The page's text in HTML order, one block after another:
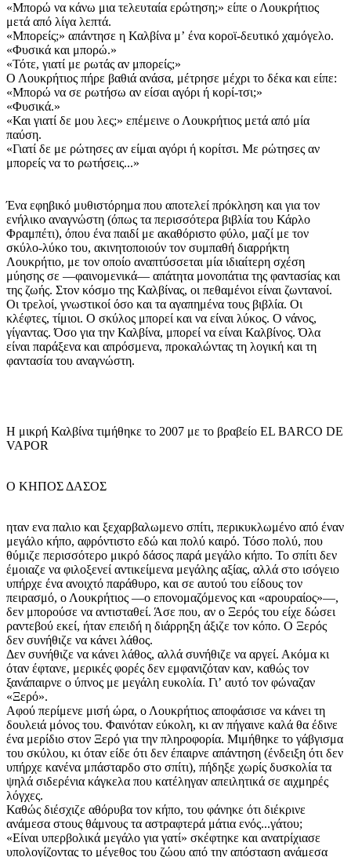
«Μπορώ να κάνω μια τελευταία ερώτηση;» είπε ο Λουκρήτιος
μετά από λίγα λεπτά.
«Μπορείς;» απάντησε η Καλβίνα μʼ ένα κοροϊ-δευτικό χαμόγελο.
«Φυσικά και μπορώ.»
«Τότε, γιατί με ρωτάς αν μπορείς;»
Ο Λουκρήτιος πήρε βαθιά ανάσα, μέτρησε μέχρι το δέκα και είπε:
«Μπορώ να σε ρωτήσω αν είσαι αγόρι ή κορί-τσι;»
«Φυσικά.»
«Και γιατί δε μου λες;» επέμεινε ο Λουκρήτιος μετά από μία
παύση.
«Γιατί δε με ρώτησες αν είμαι αγόρι ή κορίτσι. Με ρώτησες αν
μπορείς να το ρωτήσεις...»
Ένα εφηβικό μυθιστόρημα που αποτελεί πρόκληση και για τον
ενήλικο αναγνώστη (όπως τα περισσότερα βιβλία του Κάρλο
Φραμπέτι), όπου ένα παιδί με ακαθόριστο φύλο, μαζί με τον
σκύλο-λύκο του, ακινητοποιούν τον συμπαθή διαρρήκτη
Λουκρήτιο, με τον οποίο αναπτύσσεται μία ιδιαίτερη σχέση
μύησης σε —φαινομενικά— απάτητα μονοπάτια της φαντασίας και
της ζωής. Στον κόσμο της Καλβίνας, οι πεθαμένοι είναι ζωντανοί.
Οι τρελοί, γνωστικοί όσο και τα αγαπημένα τους βιβλία. Οι
κλέφτες, τίμιοι. Ο σκύλος μπορεί και να είναι λύκος. Ο νάνος,
γίγαντας. Όσο για την Καλβίνα, μπορεί να είναι Καλβίνος. Όλα
είναι παράξενα και απρόσμενα, προκαλώντας τη λογική και τη
φαντασία του αναγνώστη.
Η μικρή Καλβίνα τιμήθηκε το 2007 με το βραβείο EL BARCO DE
VAPOR
Ο ΚΗΠΟΣ ΔΑΣΟΣ
ηταν ενα παλιο και ξεχαρβαλωμενο σπίτι, περικυκλωμένο από έναν
μεγάλο κήπο, αφρόντιστο εδώ και πολύ καιρό. Τόσο πολύ, που
θύμιζε περισσότερο μικρό δάσος παρά μεγάλο κήπο. Το σπίτι δεν
έμοιαζε να φιλοξενεί αντικείμενα μεγάλης αξίας, αλλά στο ισόγειο
υπήρχε ένα ανοιχτό παράθυρο, και σε αυτού του είδους τον
πειρασμό, ο Λουκρήτιος —ο επονομαζόμενος και «αρουραίος»—,
δεν μπορούσε να αντισταθεί. Άσε που, αν ο Ξερός του είχε δώσει
ραντεβού εκεί, ήταν επειδή η διάρρηξη άξιζε τον κόπο. Ο Ξερός
δεν συνήθιζε να κάνει λάθος.
Δεν συνήθιζε να κάνει λάθος, αλλά συνήθιζε να αργεί. Ακόμα κι
όταν έφτανε, μερικές φορές δεν εμφανιζόταν καν, καθώς τον
ξανάπαιρνε ο ύπνος με μεγάλη ευκολία. Γιʼ αυτό τον φώναζαν
«Ξερό».
Αφού περίμενε μισή ώρα, ο Λουκρήτιος αποφάσισε να κάνει τη
δουλειά μόνος του. Φαινόταν εύκολη, κι αν πήγαινε καλά θα έδινε
ένα μερίδιο στον Ξερό για την πληροφορία. Μιμήθηκε το γάβγισμα
του σκύλου, κι όταν είδε ότι δεν έπαιρνε απάντηση (ένδειξη ότι δεν
υπήρχε κανένα μπάσταρδο στο σπίτι), πήδηξε χωρίς δυσκολία τα
ψηλά σιδερένια κάγκελα που κατέληγαν απειλητικά σε αιχμηρές
λόγχες.
Καθώς διέσχιζε αθόρυβα τον κήπο, του φάνηκε ότι διέκρινε
ανάμεσα στους θάμνους τα αστραφτερά μάτια ενός...γάτου;
«Είναι υπερβολικά μεγάλο για γατί» σκέφτηκε και ανατρίχιασε
υπολογίζοντας το μέγεθος του ζώου από την απόσταση ανάμεσα